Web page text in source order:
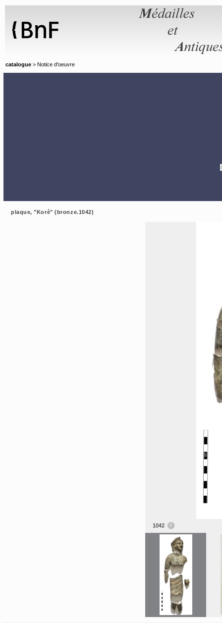
catalogue > Notice d'oeuvre
plaque, "Korè" (bronze.1042)
1042